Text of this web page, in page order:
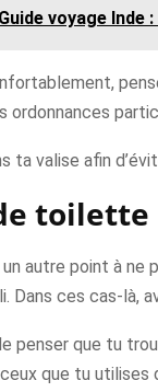
Guide voyage Inde
ta valise afin
toilette
autre point à ne
Dans ces cas-là,
penser que tu
que tu utilises